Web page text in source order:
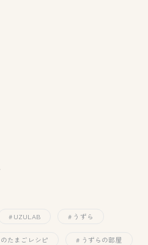
UZULAB うずら
たまごレシピ うずらの部屋